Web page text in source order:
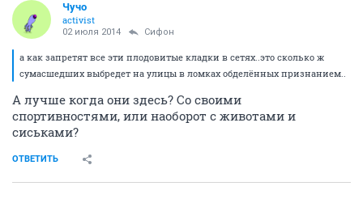
Чучо
activist
02 июля 2014 Сифон
а как запретят все эти плодовитые кладки в сетях..это сколько ж
сумасшедших выбредет на улицы в ломках обделённых признанием..
А лучше когда они здесь? Со своими
спортивностями, или наоборот с животами и
сиськами?
ОТВЕТИТЬ